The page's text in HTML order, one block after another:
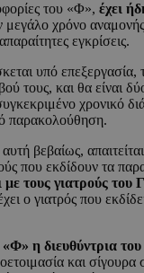
του «Φ», έχει
χρόνο
εγκρίσεις.
υπό επεξεργασία,
τους, και θα είναι
χρονικό
παρακολούθηση.
βεβαίως,
που εκδίδουν τα
τους γιατρούς του
ο γιατρός που
η διευθύντρια
και σίγουρα